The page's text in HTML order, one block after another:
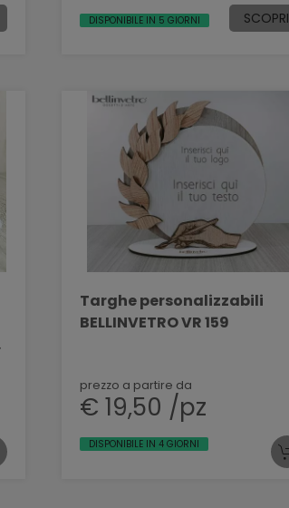
DISPONIBILE IN 5 GIORNI SCOPRI
Targhe personalizzabili
BELLINVETRO VR 159
prezzo a partire da
€ 19,50 /pz
DISPONIBILE IN 4 GIORNI